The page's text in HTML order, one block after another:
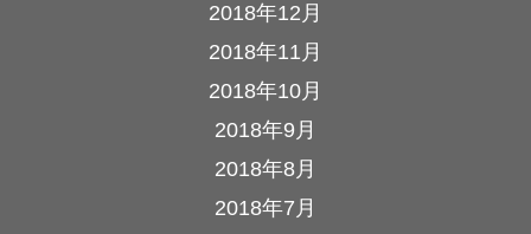
2018年12月
2018年11月
2018年10月
2018年9月
2018年8月
2018年7月